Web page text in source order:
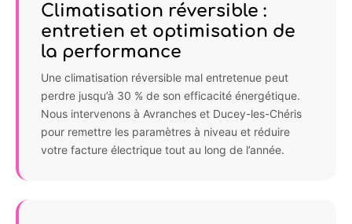
Climatisation réversible :
entretien et optimisation de
la performance
Une climatisation réversible mal entretenue peut
perdre jusqu’à 30 % de son efficacité énergétique.
Nous intervenons à Avranches et Ducey-les-Chéris
pour remettre les paramètres à niveau et réduire
votre facture électrique tout au long de l’année.